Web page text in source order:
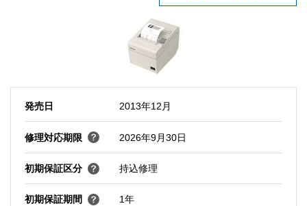
発売日 2013年12月
修理対応期限 2026年9月30日
初期保証区分 持込修理
初期保証期間 1年